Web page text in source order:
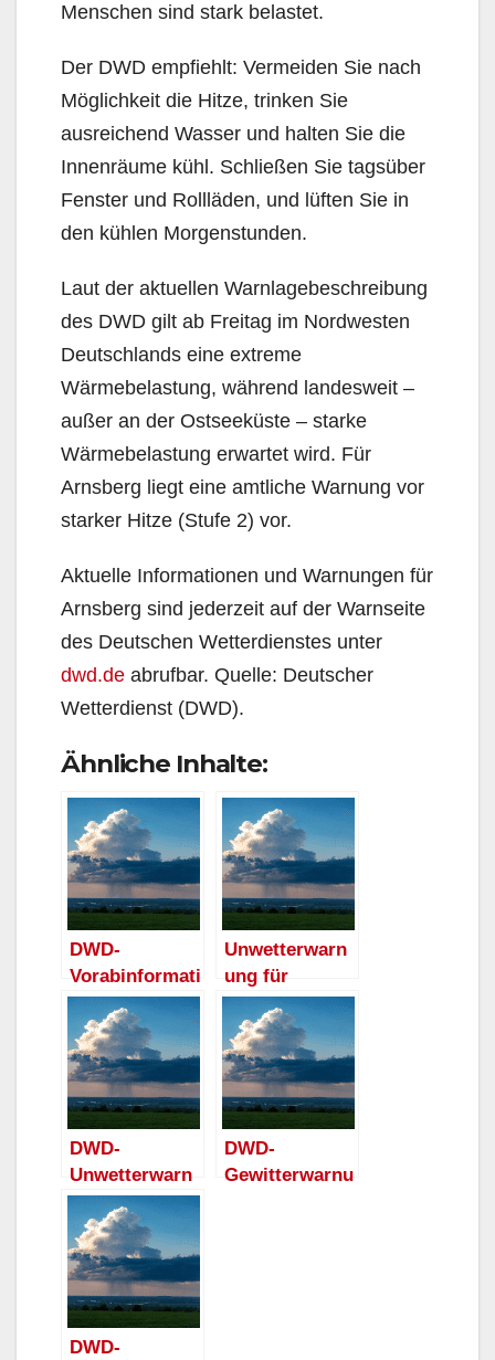
Menschen sind stark belastet.
Der DWD empfiehlt: Vermeiden Sie nach
Möglichkeit die Hitze, trinken Sie
ausreichend Wasser und halten Sie die
Innenräume kühl. Schließen Sie tagsüber
Fenster und Rollläden, und lüften Sie in
den kühlen Morgenstunden.
Laut der aktuellen Warnlagebeschreibung
des DWD gilt ab Freitag im Nordwesten
Deutschlands eine extreme
Wärmebelastung, während landesweit –
außer an der Ostseeküste – starke
Wärmebelastung erwartet wird. Für
Arnsberg liegt eine amtliche Warnung vor
starker Hitze (Stufe 2) vor.
Aktuelle Informationen und Warnungen für
Arnsberg sind jederzeit auf der Warnseite
des Deutschen Wetterdienstes unter
dwd.de abrufbar. Quelle: Deutscher
Wetterdienst (DWD).
Ähnliche Inhalte:
DWD-
Vorabinformati
on:
Unwetterpoten
zial durch
schwere
Gewitter für
Arnsberg am
Freitag
Unwetterwarn
ung für
Arnsberg:
DWD warnt
vor schwerem
Gewitter mit
Orkanböen
und Hagel
DWD-
Unwetterwarn
ung für
Arnsberg:
Starkes
Gewitter mit
Sturmböen
und
DWD-
Gewitterwarnu
DWD-